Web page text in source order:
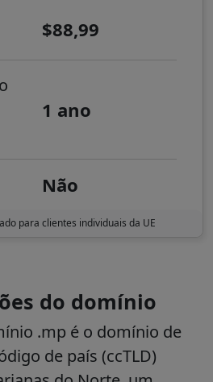
$88,99
1 ano
Não
para clientes individuais da UE
do domínio
.mp é o domínio de
de país (ccTLD)